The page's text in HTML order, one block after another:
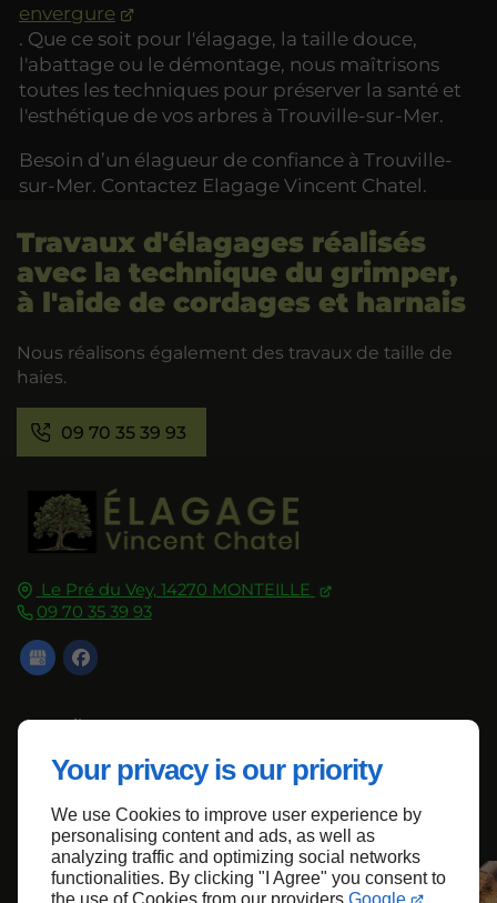
Your privacy is our priority
We use Cookies to improve user experience by
personalising content and ads, as well as
analyzing traffic and optimizing social networks
functionalities. By clicking "I Agree" you consent to
the use of Cookies from our providers Google
envergure
. Que ce soit pour l'élagage, la taille douce,
l'abattage ou le démontage, nous maîtrisons
toutes les techniques pour préserver la santé et
l'esthétique de vos arbres à Trouville-sur-Mer.
Besoin d’un élagueur de confiance à Trouville-
sur-Mer. Contactez Elagage Vincent Chatel.
Le Pré du Vey, 14270 MONTEILLE
09 70 35 39 93
Accueil
Contactez-nous
Mentions légales
Plan du site
Travaux d'élagages réalisés
avec la technique du grimper,
à l'aide de cordages et harnais
Nous réalisons également des travaux de taille de
haies.
09 70 35 39 93